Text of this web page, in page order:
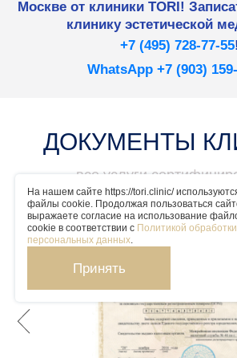
Москве от клиники TORI!
клинику эстетической
+7 (495) 728-77-55!
WhatsApp +7 (903)
ДОКУМЕНТЫ
все услуги
На нашем сайте https://tori.clinic/
файлы cookie. Продолжая пользоваться
выражаете согласие на использование
cookie в соответствии с Политикой обработки
персональных данных.
Принять